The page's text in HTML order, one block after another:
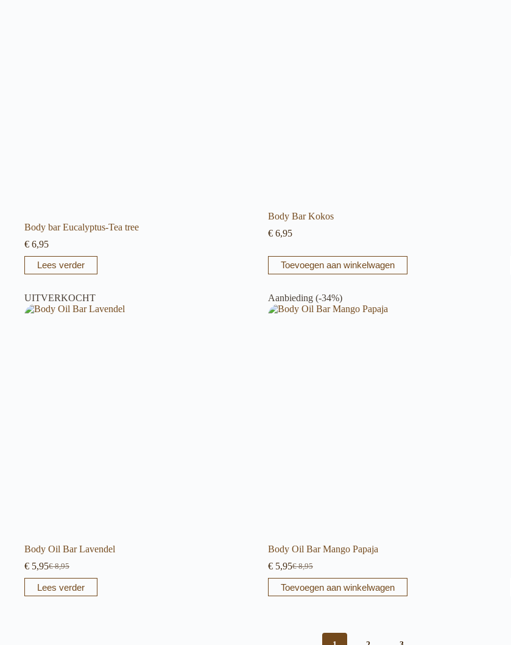
Body bar Eucalyptus-Tea tree
€ 6,95
Lees verder
Body Bar Kokos
€6,95
Toevoegen aan winkelwagen
UITVERKOCHT
Body Oil Bar Lavendel
€8,95
Oorspronkelijke
prijs
was:
€ 5,95Huidige
prijs
is:
Lees verder
Aanbieding (-34%)
Body Oil Bar Mango Papaja
€8,95
Oorspronkelijke
prijs
was:
€5,95Huidige
prijs
is:
Toevoegen aan winkelwagen